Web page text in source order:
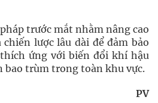
trước mắt nhằm nâng cao
lược lâu dài để đảm bảo
ứng với biến đổi khí hậu
bao trùm trong toàn khu vực.
PV